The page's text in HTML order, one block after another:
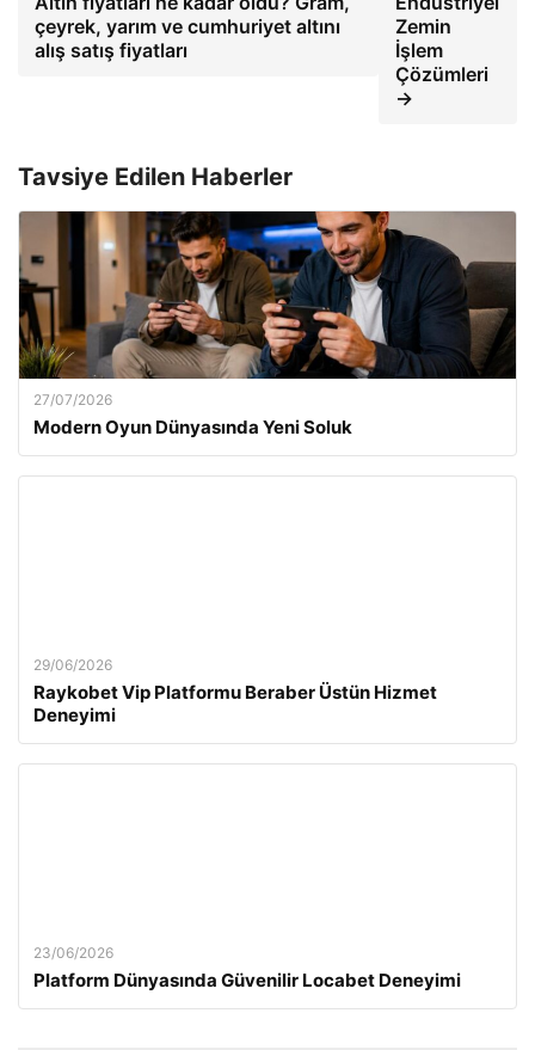
çeyrek, yarım ve cumhuriyet altını
alış satış fiyatları
Zemin
İşlem
Çözümleri
→
Tavsiye Edilen Haberler
27/07/2026
Modern Oyun Dünyasında Yeni Soluk
29/06/2026
Raykobet Vip Platformu Beraber Üstün Hizmet
Deneyimi
23/06/2026
Platform Dünyasında Güvenilir Locabet Deneyimi